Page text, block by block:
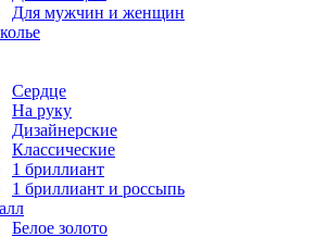
Для мужчин и женщин
Сердце
На руку
Дизайнерские
Классические
1 бриллиант
1 бриллиант и россыпь
Белое золото